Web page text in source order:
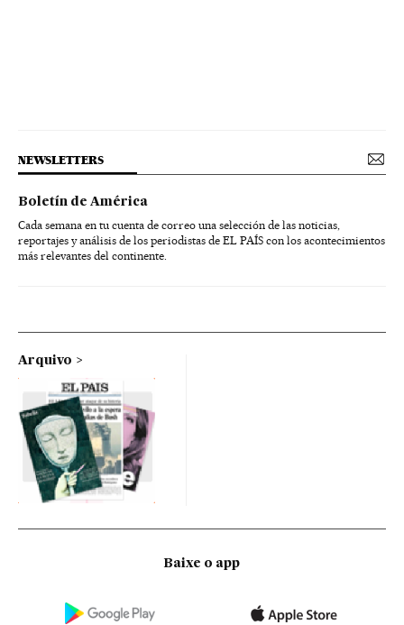
NEWSLETTERS
Boletín de América
Cada semana en tu cuenta de correo una selección de las noticias,
reportajes y análisis de los periodistas de EL PAÍS con los acontecimientos
más relevantes del continente.
Arquivo
Baixe o app